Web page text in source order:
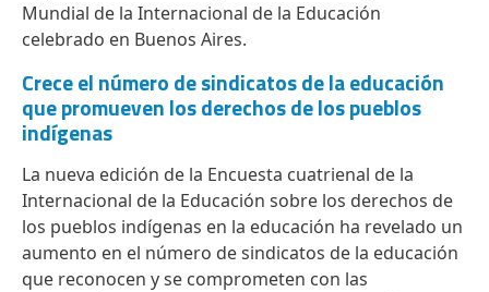
Mundial de la Internacional de la Educación
celebrado en Buenos Aires.
Crece el número de sindicatos de la educación
que promueven los derechos de los pueblos
indígenas
La nueva edición de la Encuesta cuatrienal de la
Internacional de la Educación sobre los derechos de
los pueblos indígenas en la educación ha revelado un
aumento en el número de sindicatos de la educación
que reconocen y se comprometen con las